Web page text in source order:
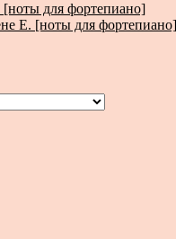
для фортепиано]
Е. [ноты для фортепиано]